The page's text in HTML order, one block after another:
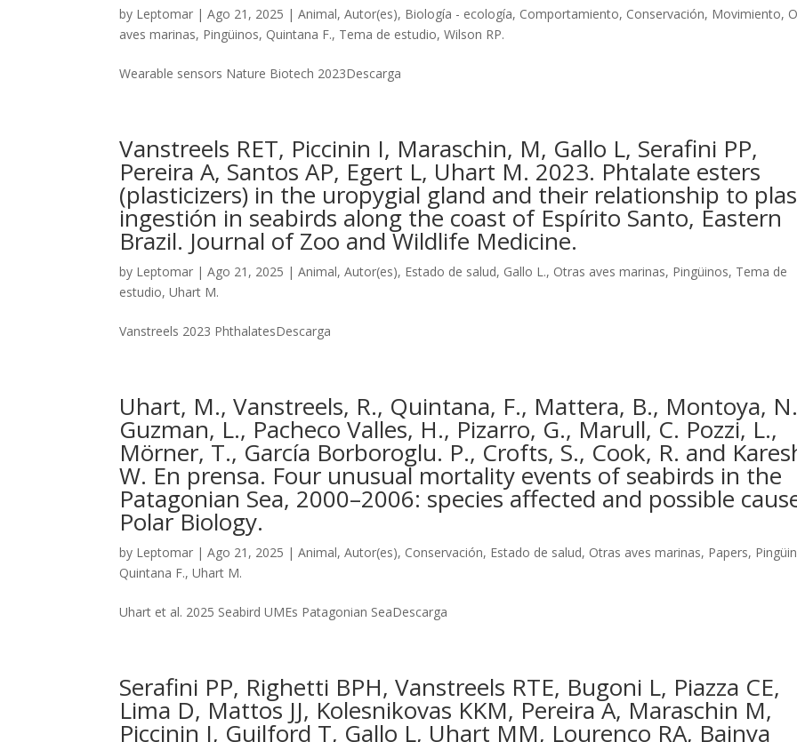
by Leptomar |Ago 21, 2025 |Animal,Autor(es), Biología - ecología, Comportamiento, Conservación, Movimiento,
aves marinas, Pingüinos, Quintana F., Tema de estudio,Wilson RP.
Wearable sensors Nature Biotech 2023Descarga
Vanstreels RET, Piccinin I, Maraschin, M, Gallo L, Serafini PP,
Pereira A, Santos AP, Egert L, Uhart M. 2023. Phtalate esters
(plasticizers) in the uropygial gland and their relationship to
ingestión in seabirds along the coast of Espírito Santo, Eastern
Brazil. Journal of Zoo and Wildlife Medicine.
by Leptomar |Ago 21, 2025 |Animal,Autor(es), Estado de salud, Gallo L., Otras aves marinas, Pingüinos, Tema de
estudio,Uhart M.
Vanstreels 2023 PhthalatesDescarga
Uhart, M., Vanstreels, R., Quintana, F., Mattera, B., Montoya,
Guzman, L., Pacheco Valles, H., Pizarro, G., Marull, C. Pozzi, L.,
Mörner, T., García Borboroglu. P., Crofts, S., Cook, R. and
W. En prensa. Four unusual mortality events of seabirds in the
Patagonian Sea, 2000–2006: species affected and possible
Polar Biology.
by Leptomar |Ago 21, 2025 |Animal,Autor(es), Conservación, Estado de salud, Otras aves marinas, Papers,
Quintana F.,Uhart M.
Uhart et al. 2025 Seabird UMEs Patagonian SeaDescarga
Serafini PP, Righetti BPH, Vanstreels RTE, Bugoni L, Piazza CE,
Lima D, Mattos JJ, Kolesnikovas KKM, Pereira A, Maraschin M,
Piccinin I, Guilford T, Gallo L, Uhart MM, Lourenço RA, Bainya